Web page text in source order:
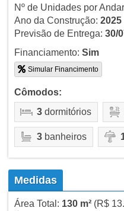
Nº de Unidades por
Ano da Construção: 2025
Previsão de Entrega: 30/
Financiamento: Sim
Simular Financimento
Cômodos:
3dormitórios
3banheiros
Medidas
Área Total: 130 m²(R$